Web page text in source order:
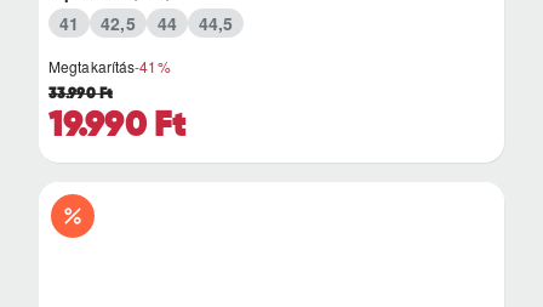
Megtakarítás-41%
19.990 Ft
33.990 Ft
41 42,5 44 44,5